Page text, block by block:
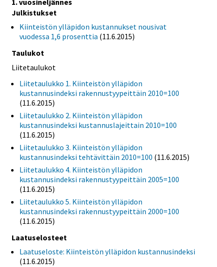
Julkistukset
Kiinteistön ylläpidon kustannukset nousivat
vuodessa 1,6 prosenttia (11.6.2015)
Taulukot
Liitetaulukot
Liitetaulukko 1. Kiinteistön ylläpidon
kustannusindeksi rakennustyypeittäin 2010=100
(11.6.2015)
Liitetaulukko 2. Kiinteistön ylläpidon
kustannusindeksi kustannuslajeittain 2010=100
(11.6.2015)
Liitetaulukko 3. Kiinteistön ylläpidon
kustannusindeksi tehtävittäin 2010=100 (11.6.2015)
Liitetaulukko 4. Kiinteistön ylläpidon
kustannusindeksi rakennustyypeittäin 2005=100
(11.6.2015)
Liitetaulukko 5. Kiinteistön ylläpidon
kustannusindeksi rakennustyypeittäin 2000=100
(11.6.2015)
Laatuselosteet
Laatuseloste: Kiinteistön ylläpidon kustannusindeksi
(11.6.2015)